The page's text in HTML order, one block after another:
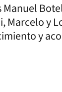
Marcelo y
y